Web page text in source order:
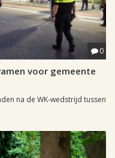
0
voor gemeente
na de WK-wedstrijd tussen